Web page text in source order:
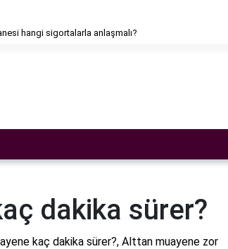
hangi sigortalarla anlaşmalı?
dakika sürer?
kaç dakika sürer?, Alttan muayene zor